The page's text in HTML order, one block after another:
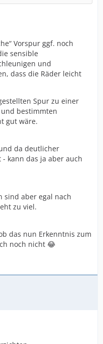
Vorspur ggf. noch
sensible
und
dass die Räder leicht
Spur zu einer
bestimmten
gut wäre.
da deutlicher
kann das ja aber auch
sind aber egal nach
zu viel.
das nun Erkenntnis zum
noch nicht 😂